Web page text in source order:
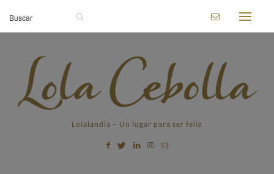
Lolalandia – Un lugar para ser feliz